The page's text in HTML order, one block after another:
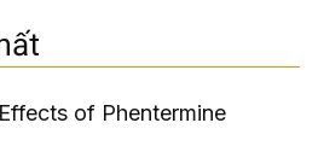
of Phentermine